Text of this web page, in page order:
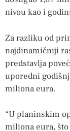
nivou kao i
Za razliku od
najdinamičniji
predstavlja
uporedni
miliona eura.
“U planinskim
miliona eura, što